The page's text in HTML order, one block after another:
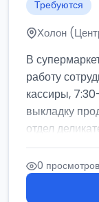
Требуются
Холон
В
работу
кассиры,
выкладку
отдел
0 просмотров